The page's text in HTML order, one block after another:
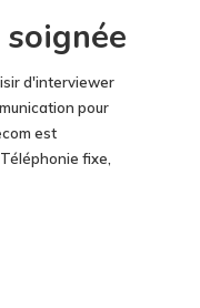
d'interviewer
pour
est
fixe,